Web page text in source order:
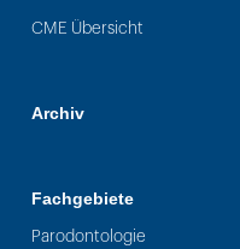
CME Übersicht
Archiv
Fachgebiete
Parodontologie